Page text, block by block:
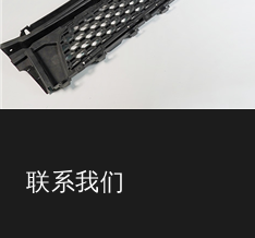
联系我们